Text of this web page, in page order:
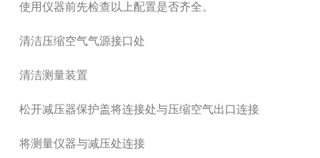
使用仪器前先检查以上配置是否齐全。
清洁压缩空气气源接口处
清洁测量装置
松开减压器保护盖将连接处与压缩空气出口连接
将测量仪器与减压处连接